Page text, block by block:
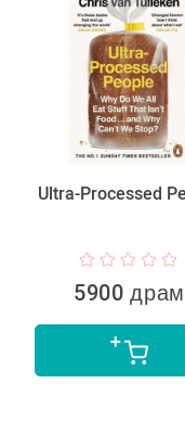
Ultra-Processed
5900 драм